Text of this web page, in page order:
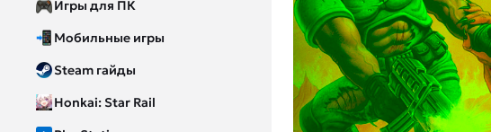
Игры для ПК
Мобильные игры
Steam гайды
Honkai: Star Rail